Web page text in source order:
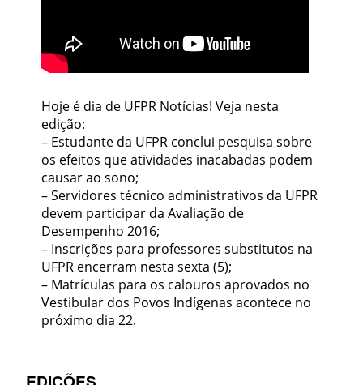
Hoje é dia de UFPR Notícias! Veja nesta
edição:
– Estudante da UFPR conclui pesquisa sobre
os efeitos que atividades inacabadas podem
causar ao sono;
– Servidores técnico administrativos da UFPR
devem participar da Avaliação de
Desempenho 2016;
– Inscrições para professores substitutos na
UFPR encerram nesta sexta (5);
– Matrículas para os calouros aprovados no
Vestibular dos Povos Indígenas acontece no
próximo dia 22.